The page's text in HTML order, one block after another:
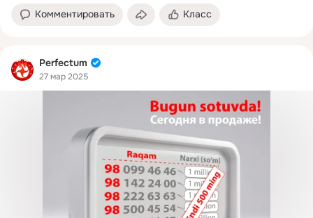
Комментировать Класс
Perfectum
27 мар 2025